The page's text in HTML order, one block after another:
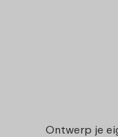
Ontwerp je